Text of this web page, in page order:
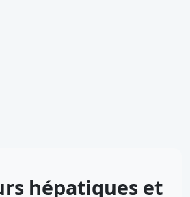
hépatiques et